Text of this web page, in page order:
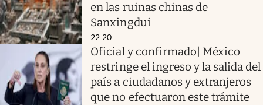
en las ruinas chinas de
Sanxingdui
22:20
Oficial y confirmado| México
restringe el ingreso y la salida del
país a ciudadanos y extranjeros
que no efectuaron este trámite